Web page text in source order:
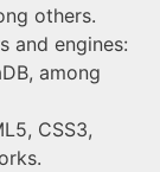
others.
and engines:
among
CSS3,